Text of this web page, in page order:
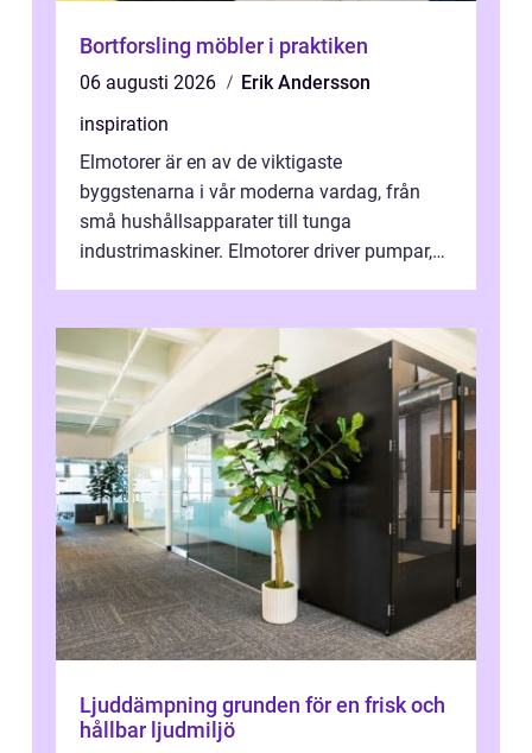
Bortforsling möbler i praktiken
06 augusti 2026
Erik Andersson
inspiration
Elmotorer är en av de viktigaste
byggstenarna i vår moderna vardag, från
små hushållsapparater till tunga
industrimaskiner. Elmotorer driver pumpar,
Ljuddämpning grunden för en frisk och
hållbar ljudmiljö